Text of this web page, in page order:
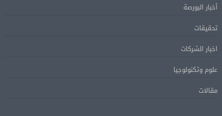
أخبار البورصة
تحقيقات
اخبار الشركات
علوم وتكنولوجيا
مقالات